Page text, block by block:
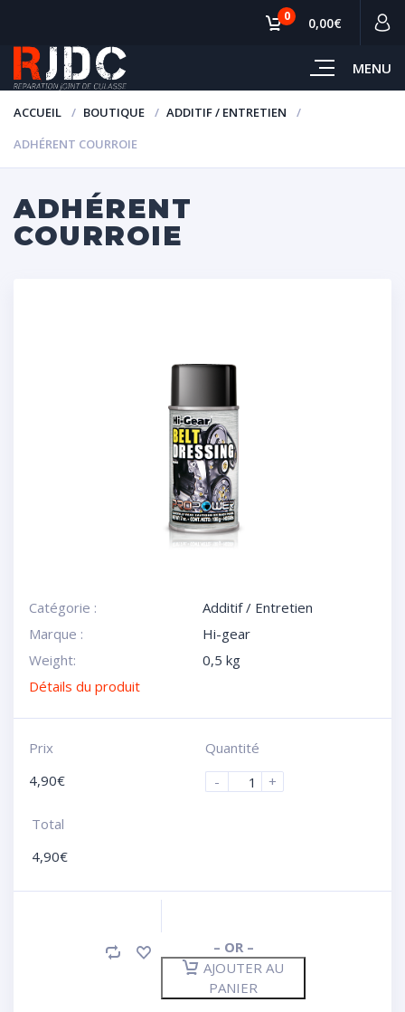
MENU
0 0,00€
ACCUEIL BOUTIQUE
ADDITIF / ENTRETIEN
ADHÉRENT COURROIE
ADHÉRENT
COURROIE
Catégorie :
Additif / Entretien
Marque :
Hi-gear
Weight:
0,5 kg
Détails du produit
Prix
4,90€
Quantité
-
+
Total
4,90€
– OR –
AJOUTER AU
PANIER